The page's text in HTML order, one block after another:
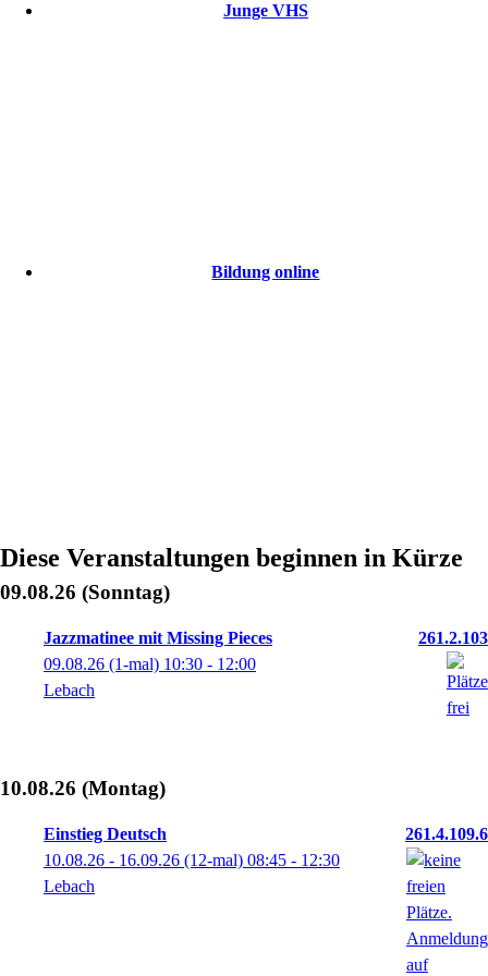
Junge VHS
Bildung online
Diese Veranstaltungen beginnen in Kürze
09.08.26 (Sonntag)
Jazzmatinee mit Missing Pieces
261.2.103
09.08.26 (1-mal) 10:30 - 12:00
Lebach
10.08.26 (Montag)
Einstieg Deutsch
261.4.109.6
10.08.26 - 16.09.26 (12-mal) 08:45 - 12:30
Lebach